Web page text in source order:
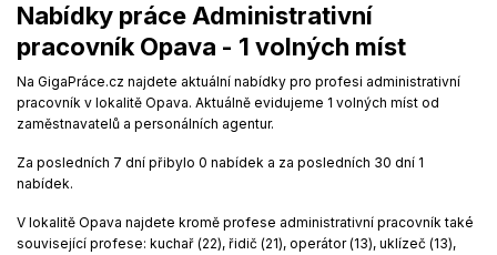
Nabídky práce Administrativní
pracovník Opava - 1 volných míst
Na GigaPráce.cz najdete aktuální nabídky pro profesi administrativní
pracovník v lokalitě Opava. Aktuálně evidujeme 1 volných míst od
zaměstnavatelů a personálních agentur.
Za posledních 7 dní přibylo 0 nabídek a za posledních 30 dní 1
nabídek.
V lokalitě Opava najdete kromě profese administrativní pracovník také
související profese: kuchař (22), řidič (21), operátor (13), uklízeč (13),